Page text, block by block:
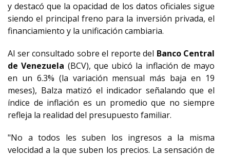
y destacó que la opacidad de los datos oficiales sigue
siendo el principal freno para la inversión privada, el
financiamiento y la unificación cambiaria.
Al ser consultado sobre el reporte del Banco Central
de Venezuela (BCV), que ubicó la inflación de mayo
en un 6.3% (la variación mensual más baja en 19
meses), Balza matizó el indicador señalando que el
índice de inflación es un promedio que no siempre
refleja la realidad del presupuesto familiar.
"No a todos les suben los ingresos a la misma
velocidad a la que suben los precios. La sensación de